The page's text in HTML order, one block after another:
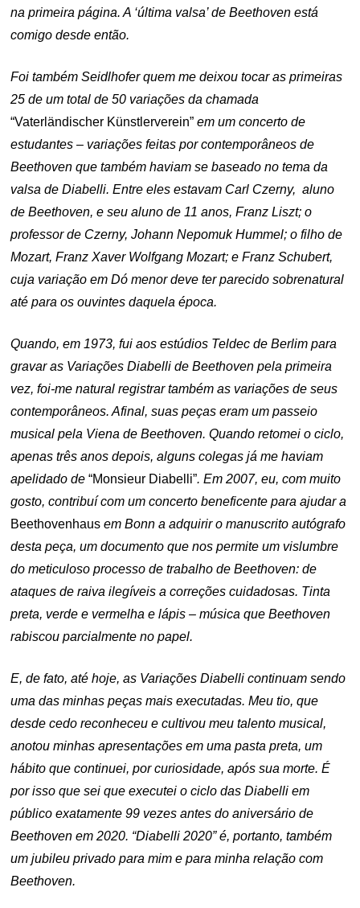
na primeira página. A ‘última valsa’ de Beethoven está
comigo desde então.
Foi também Seidlhofer quem me deixou tocar as primeiras
25 de um total de 50 variações da chamada
“Vaterländischer Künstlerverein” em um concerto de
estudantes – variações feitas por contemporâneos de
Beethoven que também haviam se baseado no tema da
valsa de Diabelli. Entre eles estavam Carl Czerny, aluno
de Beethoven, e seu aluno de 11 anos, Franz Liszt; o
professor de Czerny, Johann Nepomuk Hummel; o filho de
Mozart, Franz Xaver Wolfgang Mozart; e Franz Schubert,
cuja variação em Dó menor deve ter parecido sobrenatural
até para os ouvintes daquela época.
Quando, em 1973, fui aos estúdios Teldec de Berlim para
gravar as Variações Diabelli de Beethoven pela primeira
vez, foi-me natural registrar também as variações de seus
contemporâneos. Afinal, suas peças eram um passeio
musical pela Viena de Beethoven. Quando retomei o ciclo,
apenas três anos depois, alguns colegas já me haviam
apelidado de“Monsieur Diabelli”. Em 2007, eu, com muito
gosto, contribuí com um concerto beneficente para ajudar a
Beethovenhaus em Bonn a adquirir o manuscrito autógrafo
desta peça, um documento que nos permite um vislumbre
do meticuloso processo de trabalho de Beethoven: de
ataques de raiva ilegíveis a correções cuidadosas. Tinta
preta, verde e vermelha e lápis – música que Beethoven
rabiscou parcialmente no papel.
E, de fato, até hoje, as Variações Diabelli continuam sendo
uma das minhas peças mais executadas. Meu tio, que
desde cedo reconheceu e cultivou meu talento musical,
anotou minhas apresentações em uma pasta preta, um
hábito que continuei, por curiosidade, após sua morte. É
por isso que sei que executei o ciclo das Diabelli em
público exatamente 99 vezes antes do aniversário de
Beethoven em 2020. “Diabelli 2020” é, portanto, também
um jubileu privado para mim e para minha relação com
Beethoven.